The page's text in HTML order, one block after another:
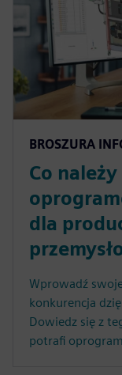
BROSZURA
Co
dla
Wprowadź
konkurencja
Dowiedz się z
potrafi